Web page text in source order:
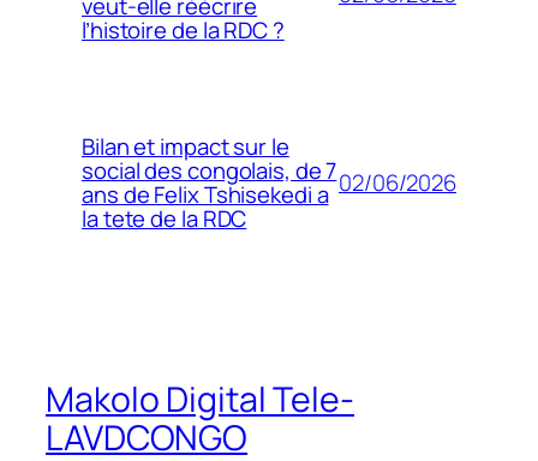
l’histoire de la RDC ?
Bilan et impact sur le
social des congolais, de 7
ans de Felix Tshisekedi a
la tete de la RDC
02/06/2026
Makolo Digital Tele-
LAVDCONGO